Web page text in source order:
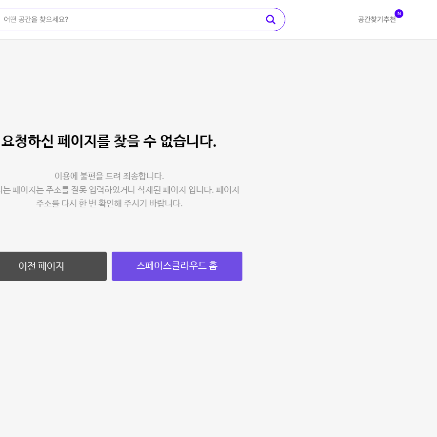
공간찾기 추천
N
요청하신 페이지를 찾을 수 없습니다.
이용에 불편을 드려 죄송합니다.
는 페이지는 주소를 잘못 입력하였거나 삭제된 페이지 입니다. 페이지
주소를 다시 한 번 확인해 주시기 바랍니다.
이전 페이지 스페이스클라우드 홈